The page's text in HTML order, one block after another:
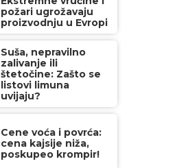
požari ugrožavaju
proizvodnju u Evropi
Suša, nepravilno
zalivanje ili
štetočine: Zašto se
listovi limuna
uvijaju?
Cene voća i povrća:
cena kajsije niža,
poskupeo krompir!